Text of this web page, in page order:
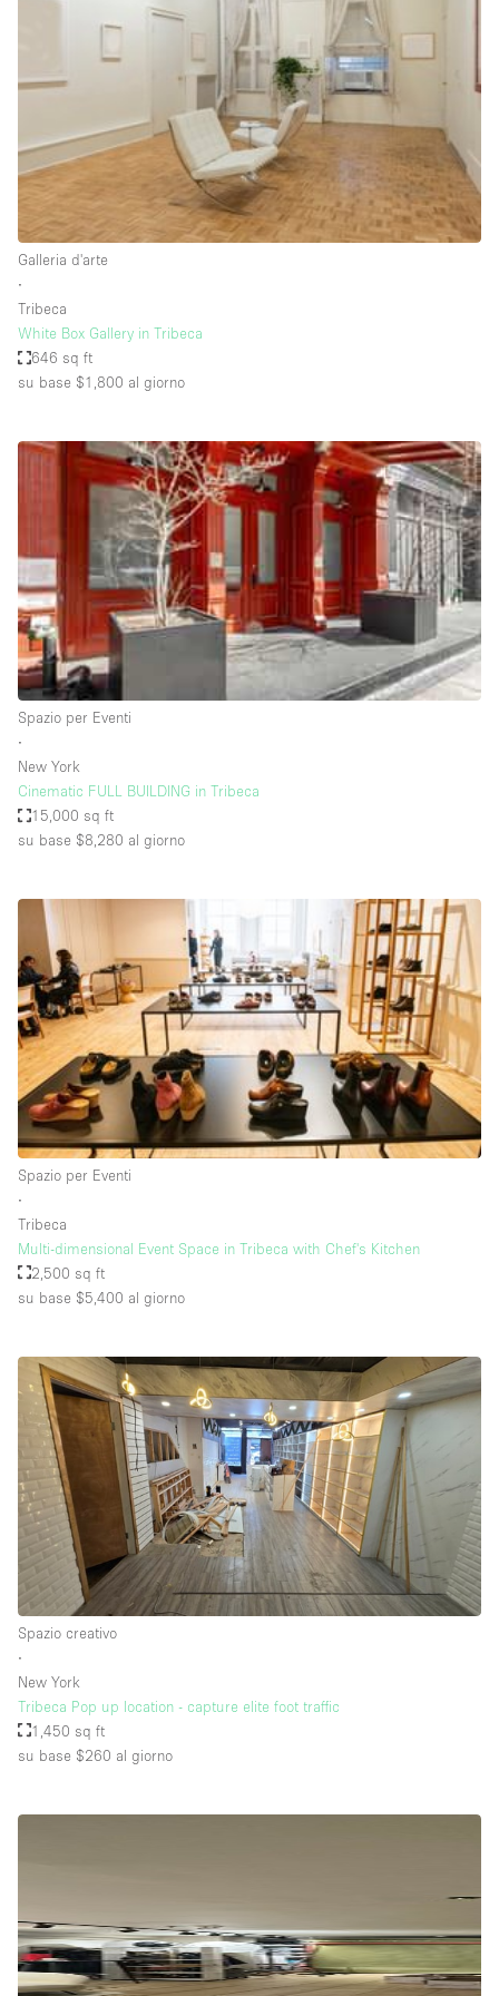
Aria condizionata
Attaccapanni
Attrezzature da ufficio
Bagni
Bagno
Bar
Camere Multiple
Concierge
Elettricità
Esposizione di Automobili
Giardino
Illuminazione
Impianto audiovisivo
Industriale
Internet
Livello strada
Parcheggio privato
Piano terra
Riscaldamento
Sistema di sicurezza
Smoking Area
Stile Haussmann
Terrace
Vetrina
Vista incredibile
Water Access
Whitebox / Minimal
Piano/Accesso
Seminterrato
Piano terra su strada
Centro commerciale
Galleria d'arte
∙
Tribeca
White Box Gallery in Tribeca
646 sq ft
su base $1,800 al giorno
Spazio per Eventi
∙
New York
Cinematic FULL BUILDING in Tribeca
15,000 sq ft
su base $8,280 al giorno
Spazio per Eventi
∙
Tribeca
Multi-dimensional Event Space in Tribeca with Chef's Kitchen
2,500 sq ft
su base $5,400 al giorno
Spazio creativo
∙
New York
Tribeca Pop up location - capture elite foot traffic
1,450 sq ft
su base $260 al giorno